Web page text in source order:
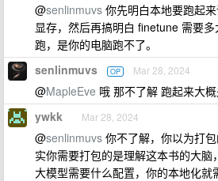
@senlinmuvs 你先明白本地要跑起
显存，然后再搞明白 finetune 需要
跑，是你的电脑跑不了。
senlinmuvs OP Mar 28, 2024
@MapleEve 哦 那不了解 跑起来大
ywkk Mar 28, 2024
@senlinmuvs 你不了解，你以为打
实你需要打包的是理解这本书的大
大模型需要什么配置，你的本地化就